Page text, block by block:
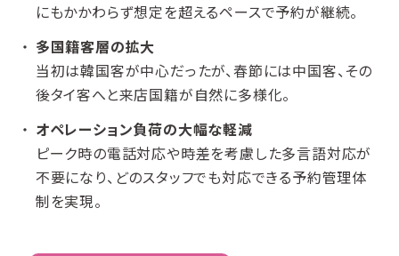
にもかかわらず想定を超えるペースで予約が継続。
多国籍客層の拡大
当初は韓国客が中心だったが、春節には中国客、その
後タイ客へと来店国籍が自然に多様化。
オペレーション負荷の大幅な軽減
ピーク時の電話対応や時差を考慮した多言語対応が
不要になり、どのスタッフでも対応できる予約管理体
制を実現。